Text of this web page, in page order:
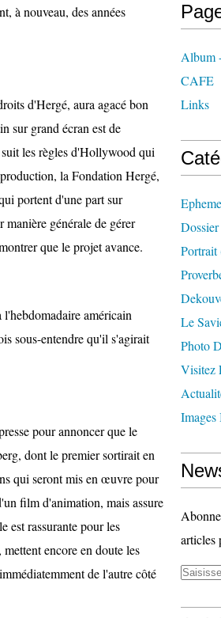
à nouveau, des années
d'Hergé, aura agacé bon
sur grand écran est de
les règles d'Hollywood qui
la Fondation Hergé,
portent d'une part sur
générale de gérer
que le projet avance.
américain
sous-entendre qu'il s'agirait
pour annoncer que le
dont le premier sortirait en
qui seront mis en œuvre pour
film d'animation, mais assure
est rassurante pour les
encore en doute les
de l'autre côté
Album
CAFE
Links
Portrait
Le
Photo
Visitez
Images
articles